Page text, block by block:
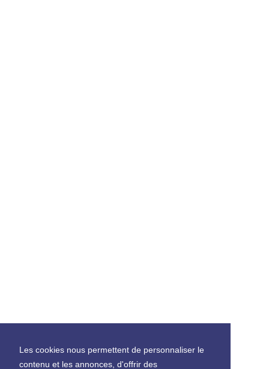
Les cookies nous permettent de personnaliser le
contenu et les annonces, d'offrir des